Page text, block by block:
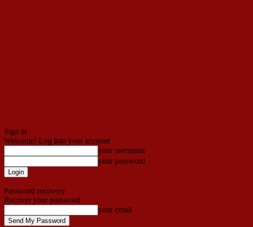
Sign in
Welcome! Log into your account
your username
your password
Password recovery
Recover your password
your email